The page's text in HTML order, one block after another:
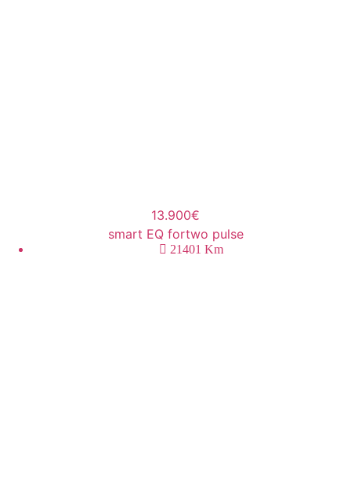
13.900€
smart EQ fortwo pulse
21401 Km